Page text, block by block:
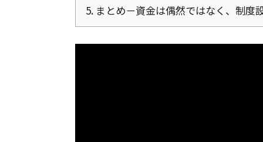
5. まとめ－資金は偶然ではなく、制度